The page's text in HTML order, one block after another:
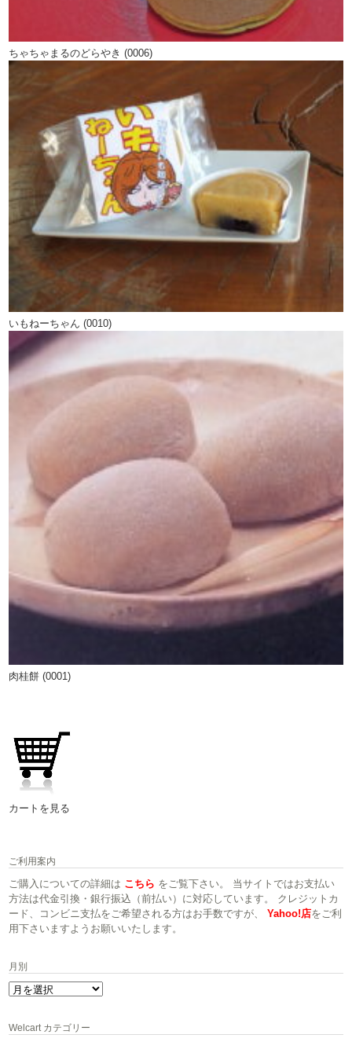
ちゃちゃまるのどらやき (0006)
いもねーちゃん (0010)
肉桂餅 (0001)
カートを見る
ご利用案内
ご購入についての詳細は こちら をご覧下さい。 当サイトではお支払い
方法は代金引換・銀行振込（前払い）に対応しています。 クレジットカ
ード、コンビニ支払をご希望される方はお手数ですが、Yahoo!店をご利
用下さいますようお願いいたします。
月別
月
Welcart カテゴリー